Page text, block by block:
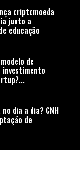
criptomoeda
junto a
educação
de
investimento
dia a dia? CNH
de
para sua